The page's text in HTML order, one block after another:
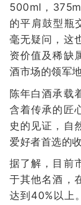
500ml，
的平肩鼓型瓶
毫无疑问，这
资价值及稀缺
酒市场的领军地
陈年白酒承载
含着传承的匠
史的见证，自
爱好者首选的
据了解，目前
于其他名酒，
达到40%以上